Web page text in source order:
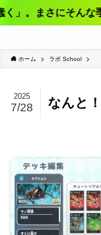
まさにそんな季節
ホーム ラボ School
なんと！
2025
7/28